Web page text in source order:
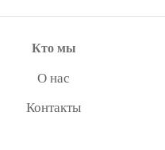
Кто мы
О нас
Контакты